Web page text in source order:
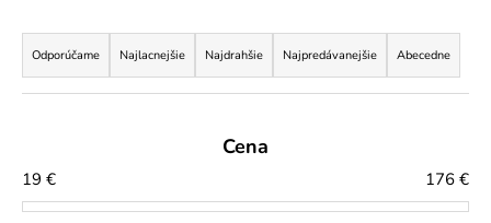
R
a
d
n
i
Odporúčame Najlacnejšie Najdrahšie Najpredávanejšie Abecedne
Cena
19 € 176 €